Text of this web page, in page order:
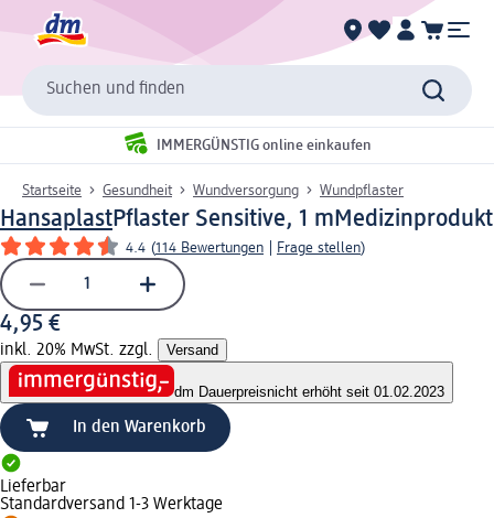
Suchen und finden
IMMERGÜNSTIG online einkaufen
Startseite Gesundheit Wundversorgung Wundpflaster
HansaplastPflaster Sensitive, 1 mMedizinprodukt
4.4 (114 Bewertungen Frage stellen)
4,95 €
inkl. 20% MwSt. zzgl. Versand
dm Dauerpreisnicht erhöht seit 01.02.2023
In den Warenkorb
Lieferbar
Standardversand 1-3 Werktage